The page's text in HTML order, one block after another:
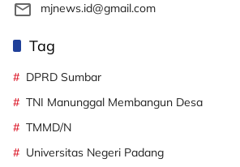
mjnews.id@gmail.com
Tag
DPRD Sumbar
TNI Manunggal Membangun Desa
TMMD/N
Universitas Negeri Padang